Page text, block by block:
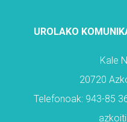
UROLAKO
Kale
20720
Telefonoak: 943-85